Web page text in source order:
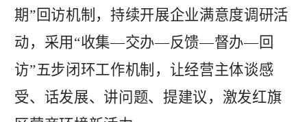
期”回访机制，持续开展企业满意度调研活
动，采用“收集—交办—反馈—督办—回
访”五步闭环工作机制， 让经营主体谈感
受、话发展、 讲问题、提建议 ，激发红旗